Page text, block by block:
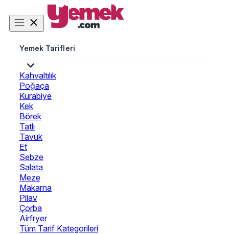
Yemek Tarifleri
Kahvaltılık
Poğaça
Kurabiye
Kek
Börek
Tatlı
Tavuk
Et
Sebze
Salata
Meze
Makarna
Pilav
Çorba
Airfryer
Tüm Tarif Kategorileri